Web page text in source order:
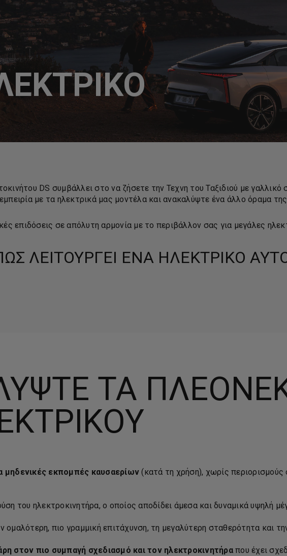
DS συμβάλλει στο να ζήσετε την Τεχνη του Ταξιδιού με
εμπειρία με τα ηλεκτρικά μας μοντέλα και ανακαλύψτε ένα άλλο όραμα
επιδόσεις σε απόλυτη αρμονία με το περιβάλλον σας για μεγάλες
ΛΕΙΤΟΥΡΓΕΙ ΕΝΑ ΗΛΕΚΤΡΙΚΟ
ΤΑ
μηδενικές εκπομπές καυσαερίων(κατά τη χρήση), χωρίς
του ηλεκτροκινητήρα, ο οποίος αποδίδει άμεσα και δυναμικά υψηλή
ομαλότερη, πιο γραμμική επιτάχυνση, τη μεγαλύτερη σταθερότητα και
στον πιο συμπαγή σχεδιασμό και τον ηλεκτροκινητήρα που έχει